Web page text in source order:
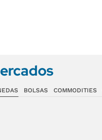
BOLSAS COMMODITIES